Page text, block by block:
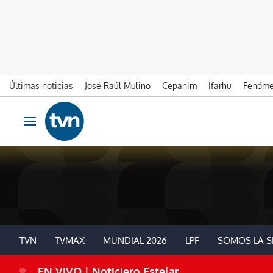
Últimas noticias José Raúl Mulino Cepanim Ifarhu
Ir al contenido
Obrir navegació
TVN TVMAX MUNDIAL 2026 LPF SOMOS LA